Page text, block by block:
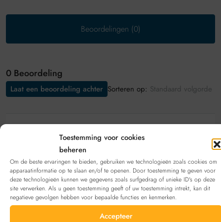
Toestemming voor cookies
beheren
Om de beste ervaringen te bieden, gebruiken we technologieën zoals cookies om
apparaatinformatie op te slaan en/of te openen. Door toestemming te geven voor
deze technologieën kunnen we gegevens zoals surfgedrag of unieke ID's op deze
site verwerken. Als u geen toestemming geeft of uw toestemming intrekt, kan dit
negatieve gevolgen hebben voor bepaalde functies en kenmerken.
Accepteer
Beoordelingen (0)
0 Beoordeling
Sorteren op: Standaard volgorde
Laat een beoordeling achter
Bekijk deze aanbieding
account?Registreren
Neem contact op met